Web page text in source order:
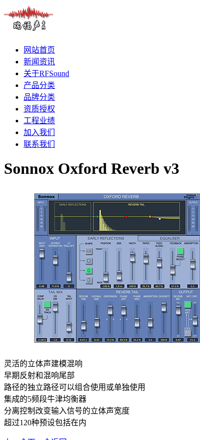
网站首页
新闻资讯
关于RFSound
产品分类
品牌分类
资质授权
工程业绩
加入我们
联系我们
Sonnox Oxford Reverb v3
灵活的立体声建模混响
早期反射和混响尾部
路径的独立路径可以组合使用或单独使用
集成的5频段牛津均衡器
分离控制改变输入信号的立体声宽度
超过120种预设包括在内